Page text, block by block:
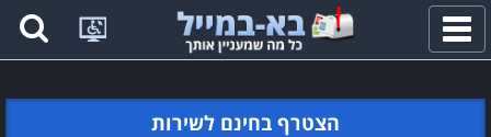
פתח
תפריט
הצטרף בחינם לשירות